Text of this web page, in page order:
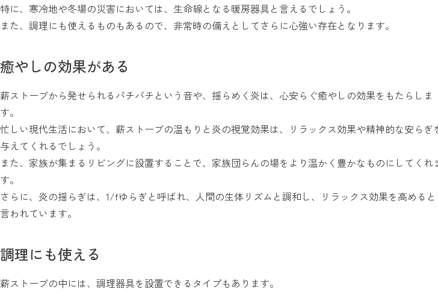
特に、寒冷地や冬場の災害においては、生命線となる暖房器具と言えるでしょう。
また、調理にも使えるものもあるので、非常時の備えとしてさらに心強い存在となります。
癒やしの効果がある
薪ストーブから発せられるパチパチという音や、揺らめく炎は、心安らぐ癒やしの効果をもたらしま
す。
忙しい現代生活において、薪ストーブの温もりと炎の視覚効果は、リラックス効果や精神的な安らぎ
与えてくれるでしょう。
また、家族が集まるリビングに設置することで、家族団らんの場をより温かく豊かなものにしてくれ
す。
さらに、炎の揺らぎは、1/fゆらぎと呼ばれ、人間の生体リズムと調和し、リラックス効果を高めると
言われています。
調理にも使える
薪ストーブの中には、調理器具を設置できるタイプもあります。